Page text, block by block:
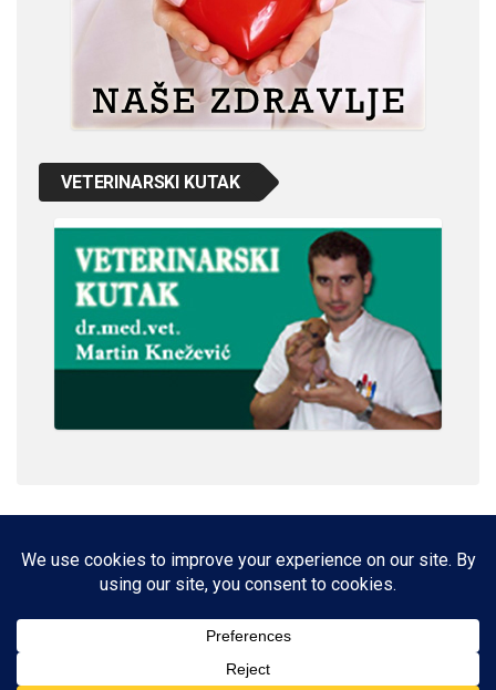
VETERINARSKI KUTAK
IMPRESSUM